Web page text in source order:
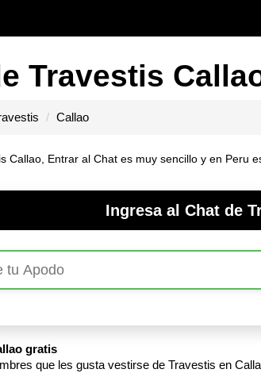
Travestis
Callao
Callao, Entrar al Chat es muy sencillo y en
Ingresa al Chat de
gratis
que les gusta vestirse de Travestis en